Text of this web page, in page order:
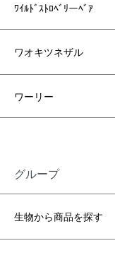
ﾜｲﾙﾄﾞｽﾄﾛﾍﾞﾘーﾍﾞｱ
ワオキツネザル
ワーリー
グループ
生物から商品を探す